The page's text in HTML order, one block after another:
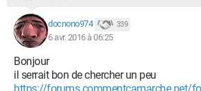
docnono974 339
6 avr. 2016 à 06:25
Bonjour
il serrait bon de chercher un peu